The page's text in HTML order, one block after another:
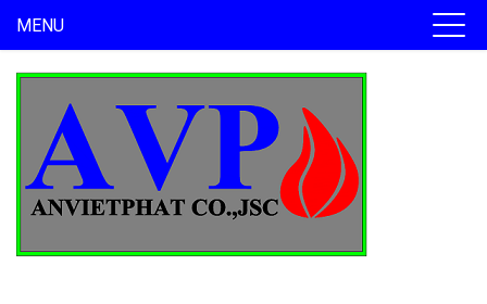
MENU